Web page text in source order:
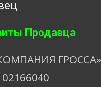
Продавца
ГРОССА»